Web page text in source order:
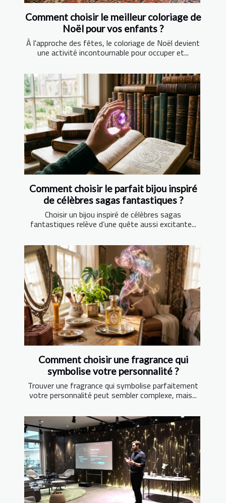
Comment choisir le meilleur coloriage de
Noël pour vos enfants ?
À l'approche des fêtes, le coloriage de Noël devient
une activité incontournable pour occuper et...
Comment choisir le parfait bijou inspiré
de célèbres sagas fantastiques ?
Choisir un bijou inspiré de célèbres sagas
fantastiques relève d’une quête aussi excitante...
Comment choisir une fragrance qui
symbolise votre personnalité ?
Trouver une fragrance qui symbolise parfaitement
votre personnalité peut sembler complexe, mais...